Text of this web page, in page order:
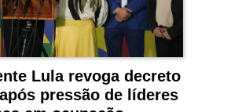
Lula revoga decreto
pressão de líderes